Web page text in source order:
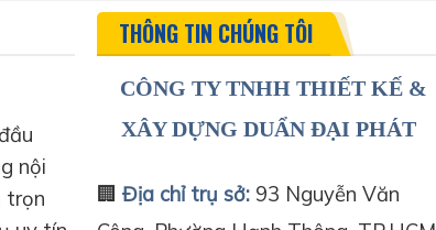
nội
trọn
THÔNG TIN CHÚNG TÔI
CÔNG TY TNHH THIẾT KẾ &
XÂY DỰNG DUẨN ĐẠI PHÁT
🏢 Địa chỉ trụ sở: 93 Nguyễn Văn